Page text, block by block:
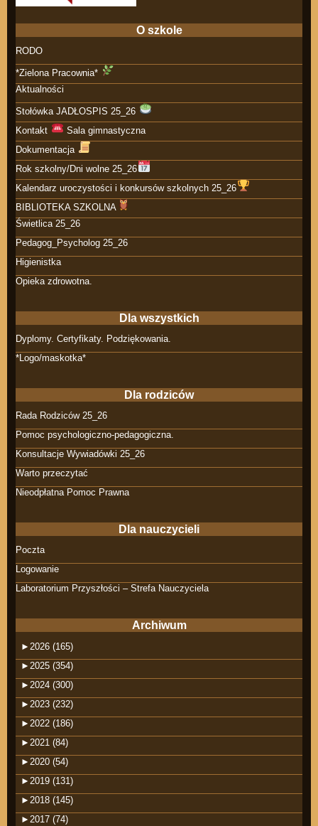
O szkole
RODO
*Zielona Pracownia*
Aktualności
Stołówka JADŁOSPIS 25_26
Kontakt
Sala gimnastyczna
Dokumentacja
Rok szkolny/Dni wolne 25_26
Kalendarz uroczystości i konkursów szkolnych 25_26
BIBLIOTEKA SZKOLNA
Świetlica 25_26
Pedagog_Psycholog 25_26
Higienistka
Opieka zdrowotna.
Dla wszystkich
Dyplomy. Certyfikaty. Podziękowania.
*Logo/maskotka*
Dla rodziców
Rada Rodziców 25_26
Pomoc psychologiczno-pedagogiczna.
Konsultacje Wywiadówki 25_26
Warto przeczytać
Nieodpłatna Pomoc Prawna
Dla nauczycieli
Poczta
Logowanie
Laboratorium Przyszłości – Strefa Nauczyciela
Archiwum
► 2026 (165)
► 2025 (354)
► 2024 (300)
► 2023 (232)
► 2022 (186)
► 2021 (84)
► 2020 (54)
► 2019 (131)
► 2018 (145)
► 2017 (74)